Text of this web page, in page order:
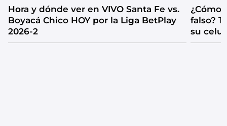
Hora y dónde ver en VIVO Santa Fe vs.
Boyacá Chico HOY por la Liga BetPlay
2026-2
¿Cómo
falso?
su